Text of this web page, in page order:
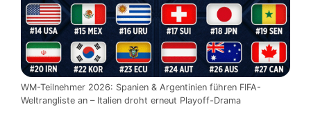
WM-Teilnehmer 2026: Spanien & Argentinien führen FIFA-
Weltrangliste an – Italien droht erneut Playoff-Drama